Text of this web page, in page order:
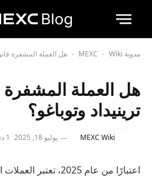
مدونة MEXC - Wiki
- هل العملة المشفرة
هل العملة المشفرة
ترينيداد وتوباغو؟
MEXC Wiki يوليو 18, 2025
اعتبارًا من عام 2025،